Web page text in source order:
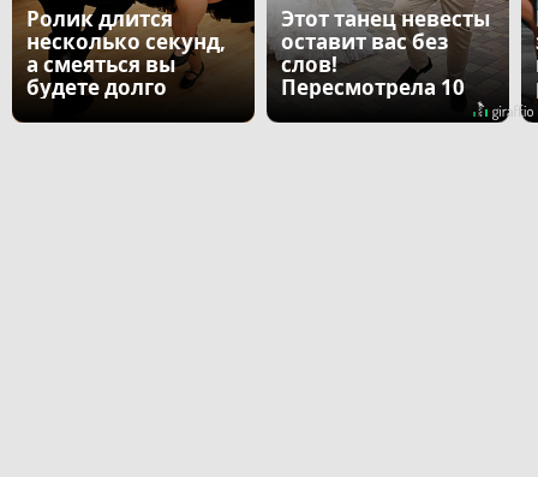
Ролик длится
несколько секунд,
а смеяться вы
будете долго
Этот танец невесты
оставит вас без
слов!
Пересмотрела 10